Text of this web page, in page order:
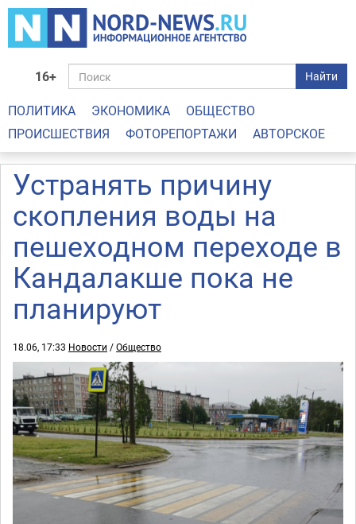
16+ Найти
ПОЛИТИКА ЭКОНОМИКА
ОБЩЕСТВО
ПРОИСШЕСТВИЯ
ФОТОРЕПОРТАЖИ АВТОРСКОЕ
Устранять причину
скопления воды на
пешеходном переходе в
Кандалакше пока не
планируют
18.06, 17:33 Новости /Общество